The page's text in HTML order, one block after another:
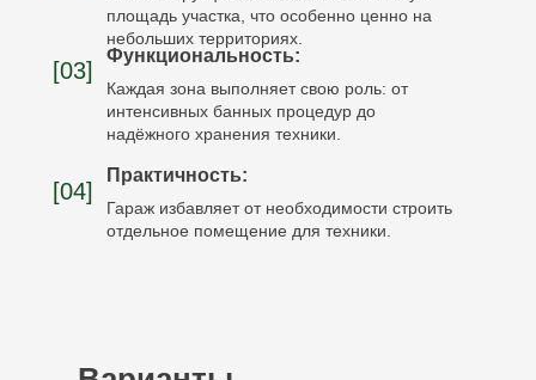
площадь участка, что особенно ценно на
небольших территориях.
Практичность:
Гараж избавляет от необходимости строить
отдельное помещение для техники.
[04]
Функциональность:
Каждая зона выполняет свою роль: от
интенсивных банных процедур до
надёжного хранения техники.
[03]